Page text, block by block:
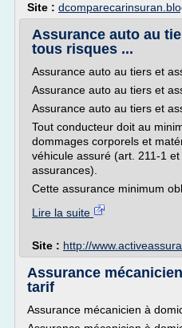
Site :
Assurance auto au
tous risques ...
Assurance auto au tiers et
Assurance auto au tiers et
Assurance auto au tiers et
Tout conducteur doit au
dommages corporels et
véhicule assuré (art. 211-1
assurances).
Cette assurance minimum
Lire la suite
Site : http://
Assurance
tarif
Assurance mécanicien à